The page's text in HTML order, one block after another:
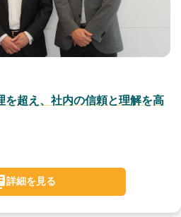
を超え、社内の信頼と理解を高
詳細を見る